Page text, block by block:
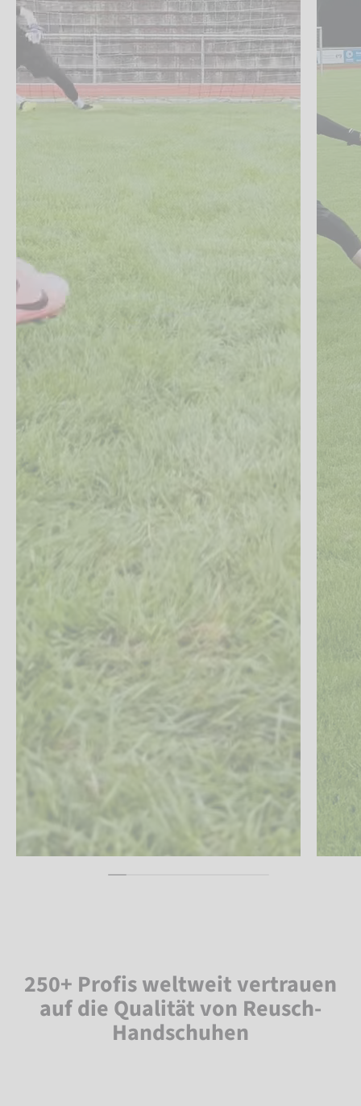
250+ Profis weltweit vertrauen
auf die Qualität von Reusch-
Handschuhen